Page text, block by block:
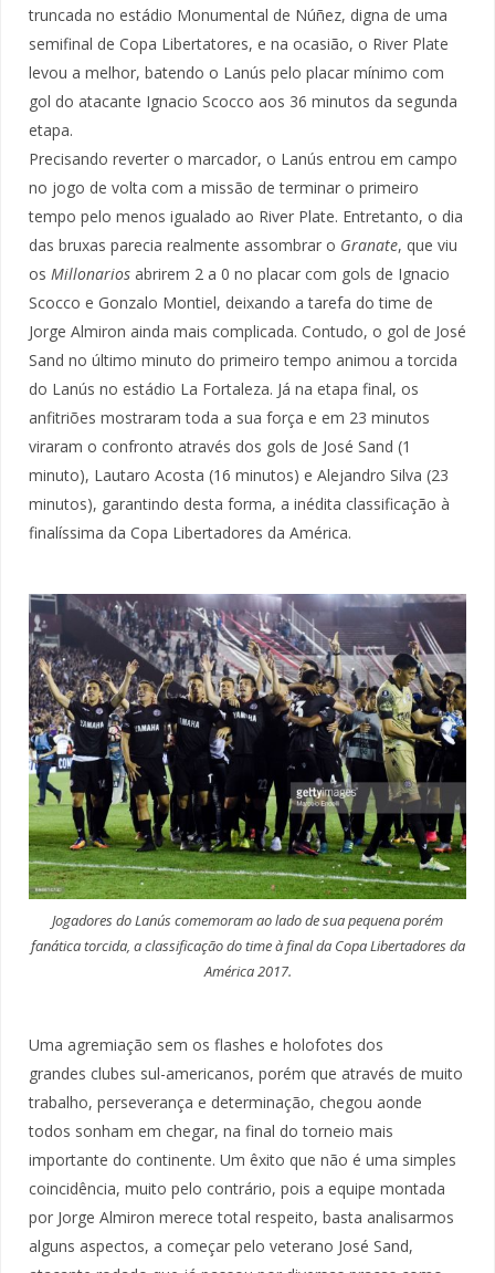
truncada no estádio Monumental de Núñez, digna de uma
semifinal de Copa Libertatores, e na ocasião, o River Plate
levou a melhor, batendo o Lanús pelo placar mínimo com
gol do atacante Ignacio Scocco aos 36 minutos da segunda
etapa.
Precisando reverter o marcador, o Lanús entrou em campo
no jogo de volta com a missão de terminar o primeiro
tempo pelo menos igualado ao River Plate. Entretanto, o dia
das bruxas parecia realmente assombrar o Granate, que viu
os Millonarios abrirem 2 a 0 no placar com gols de Ignacio
Scocco e Gonzalo Montiel, deixando a tarefa do time de
Jorge Almiron ainda mais complicada. Contudo, o gol de José
Sand no último minuto do primeiro tempo animou a torcida
do Lanús no estádio La Fortaleza. Já na etapa final, os
anfitriões mostraram toda a sua força e em 23 minutos
viraram o confronto através dos gols de José Sand (1
minuto), Lautaro Acosta (16 minutos) e Alejandro Silva (23
minutos), garantindo desta forma, a inédita classificação à
finalíssima da Copa Libertadores da América.
Jogadores do Lanús comemoram ao lado de sua pequena porém
fanática torcida, a classificação do time à final da Copa Libertadores da
América 2017.
Uma agremiação sem os flashes e holofotes dos
grandes clubes sul-americanos, porém que através de muito
trabalho, perseverança e determinação, chegou aonde
todos sonham em chegar, na final do torneio mais
importante do continente. Um êxito que não é uma simples
coincidência, muito pelo contrário, pois a equipe montada
por Jorge Almiron merece total respeito, basta analisarmos
alguns aspectos, a começar pelo veterano José Sand,